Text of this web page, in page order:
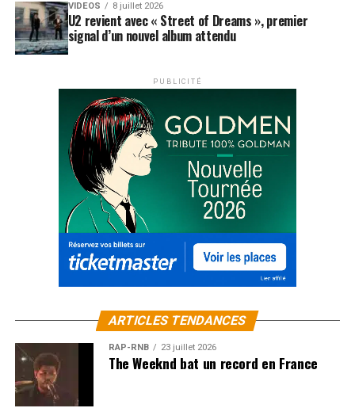
VIDEOS 8 juillet 2026
U2 revient avec « Street of Dreams », premier
signal d’un nouvel album attendu
PUBLICITÉ
ARTICLES TENDANCES
RAP-RNB 23 juillet 2026
The Weeknd bat un record en France